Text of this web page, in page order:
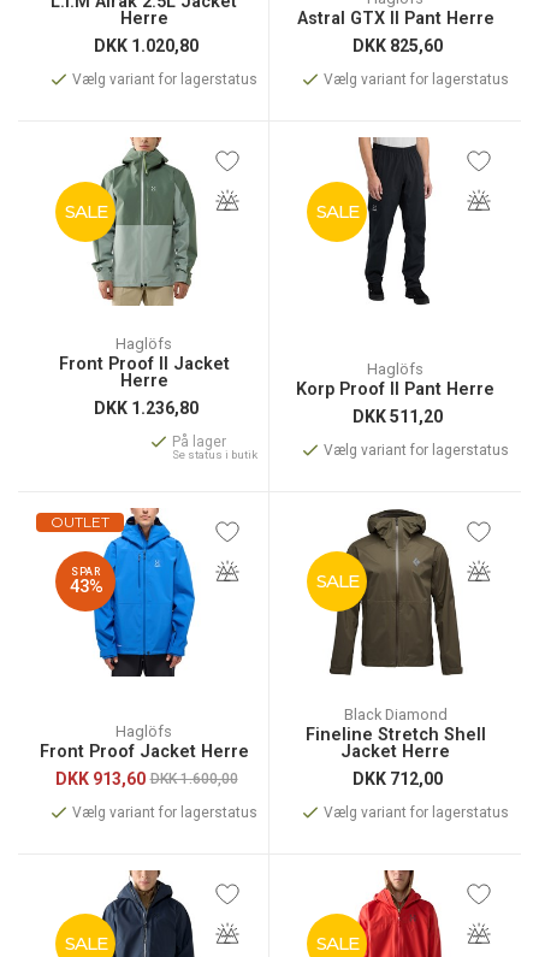
Herre
DKK 1.020,80
Vælg variant for lagerstatus
Astral GTX II Pant Herre
DKK 825,60
Vælg variant for lagerstatus
SALE
Haglöfs
Front Proof II Jacket
Herre
DKK 1.236,80
På lager
Se status i butik
SALE
Haglöfs
Korp Proof II Pant Herre
DKK511,20
Vælg variant for lagerstatus
OUTLET
SPAR
43%
Haglöfs
Front Proof Jacket Herre
DKK913,60 DKK 1.600,00
Vælg variant for lagerstatus
SALE
Black Diamond
Fineline Stretch Shell
Jacket Herre
DKK 712,00
Vælg variant for lagerstatus
SALE SALE